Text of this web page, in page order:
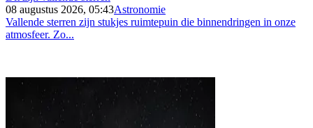
08 augustus 2026, 05:43Astronomie
Vallende sterren zijn stukjes ruimtepuin die binnendringen in onze
atmosfeer. Zo...